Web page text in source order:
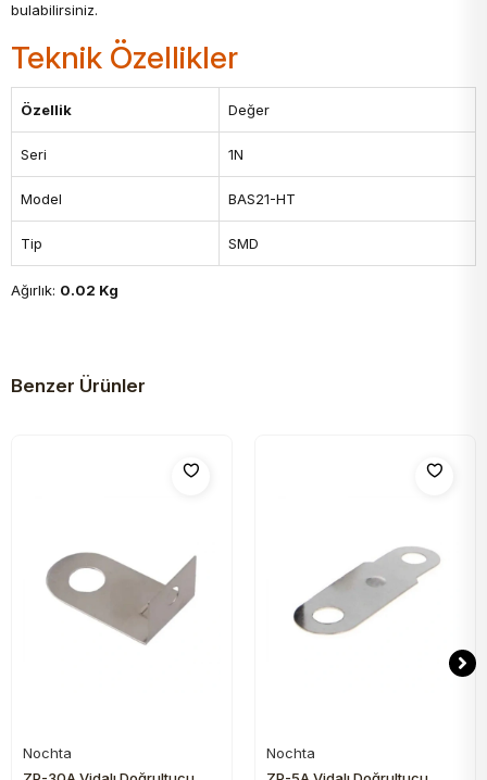
bulabilirsiniz.
Teknik Özellikler
Özellik Değer
Seri 1N
Model BAS21-HT
Tip SMD
Ağırlık: 0.02 Kg
Benzer Ürünler
Nochta
Nochta